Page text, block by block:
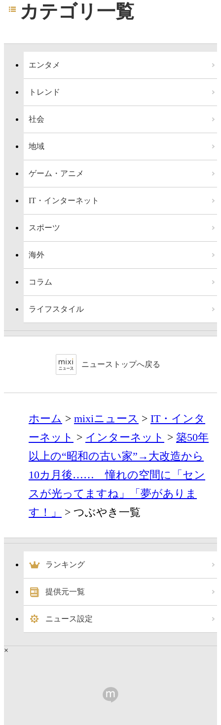
カテゴリ一覧
エンタメ
トレンド
社会
地域
ゲーム・アニメ
IT・インターネット
スポーツ
海外
コラム
ライフスタイル
ニューストップへ戻る
ホーム mixiニュース
IT・インタ
ーネット
インターネット
築50年
以上の“昭和の古い家”→大改造から
10カ月後…… 憧れの空間に「セン
スが光ってますね」「夢がありま
す！」
つぶやき一覧
ランキング
提供元一覧
ニュース設定
×